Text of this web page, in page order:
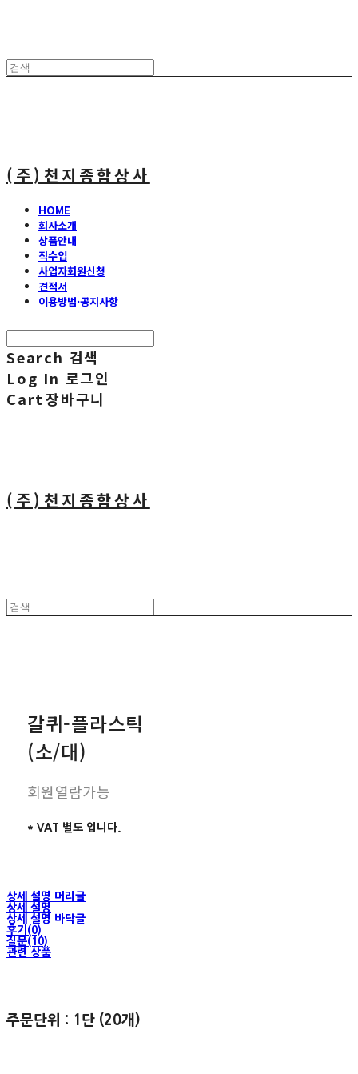
(주)천지종합상사
HOME
회사소개
상품안내
직수입
사업자회원신청
견적서
이용방법·공지사항
Search 검색
Log In 로그인
Cart장바구니
(주)천지종합상사
갈퀴-플라스틱
(소/대)
회원열람가능
* VAT 별도 입니다.
상세 설명 머리글
상세 설명
상세 설명 바닥글
후기(0)
질문(10)
관련 상품
주문단위 : 1단 (20개)